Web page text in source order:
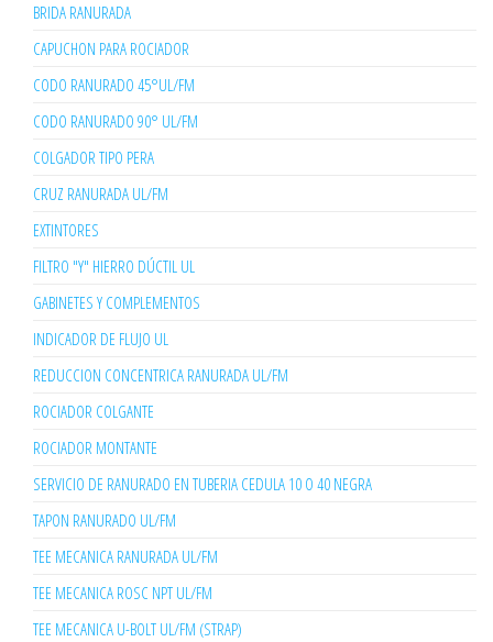
BRIDA RANURADA
CAPUCHON PARA ROCIADOR
CODO RANURADO 45°UL/FM
CODO RANURADO 90° UL/FM
COLGADOR TIPO PERA
CRUZ RANURADA UL/FM
EXTINTORES
FILTRO "Y" HIERRO DÚCTIL UL
GABINETES Y COMPLEMENTOS
INDICADOR DE FLUJO UL
REDUCCION CONCENTRICA RANURADA UL/FM
ROCIADOR COLGANTE
ROCIADOR MONTANTE
SERVICIO DE RANURADO EN TUBERIA CEDULA 10 O 40 NEGRA
TAPON RANURADO UL/FM
TEE MECANICA RANURADA UL/FM
TEE MECANICA ROSC NPT UL/FM
TEE MECANICA U-BOLT UL/FM (STRAP)